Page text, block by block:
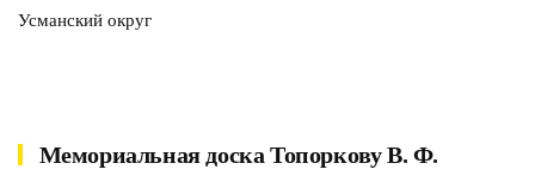
Усманский округ
Мемориальная доска Топоркову В. Ф.